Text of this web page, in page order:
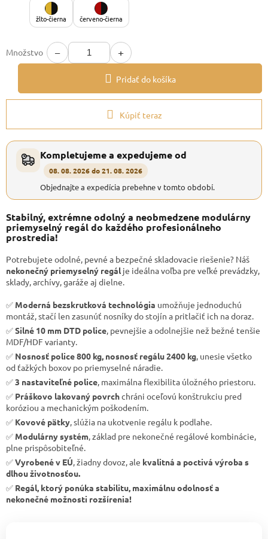
žlto-čierna červeno-čierna
Množstvo − +
Pridať do košíka
Kúpiť teraz
Kompletujeme a expedujeme od
08. 08. 2026 do 21. 08. 2026
Objednajte a expedícia prebehne v tomto období.
Stabilný, extrémne odolný a neobmedzene modulárny
priemyselný regál do každého profesionálneho
prostredia!
Potrebujete odolné, pevné a bezpečné skladovacie riešenie? Náš
nekonečný priemyselný regál je ideálna voľba pre veľké prevádzky,
sklady, archívy, garáže aj dielne.
✅ Moderná bezskrutková technológia umožňuje jednoduchú
montáž, stačí len zasunúť nosníky do stojín a pritlačiť ich na doraz.
✅Silné 10 mm DTD police , pevnejšie a odolnejšie než bežné tenšie
MDF/HDF varianty.
✅ Nosnosť police 800 kg, nosnosť regálu 2400 kg , unesie všetko
od ťažkých boxov po priemyselné náradie.
✅3 nastaviteľné police , maximálna flexibilita úložného priestoru.
✅ Práškovo lakovaný povrchchráni oceľovú konštrukciu pred
koróziou a mechanickým poškodením.
✅ Kovové pätky , slúžia na ukotvenie regálu k podlahe.
✅ Modulárny systém , základ pre nekonečné regálové kombinácie,
plne prispôsobiteľné.
✅Vyrobené v EÚ , žiadny dovoz, ale kvalitná a poctivá výroba s
dlhou životnosťou.
✅ Regál, ktorý ponúka stabilitu, maximálnu odolnosť a
nekonečné možnosti rozšírenia!